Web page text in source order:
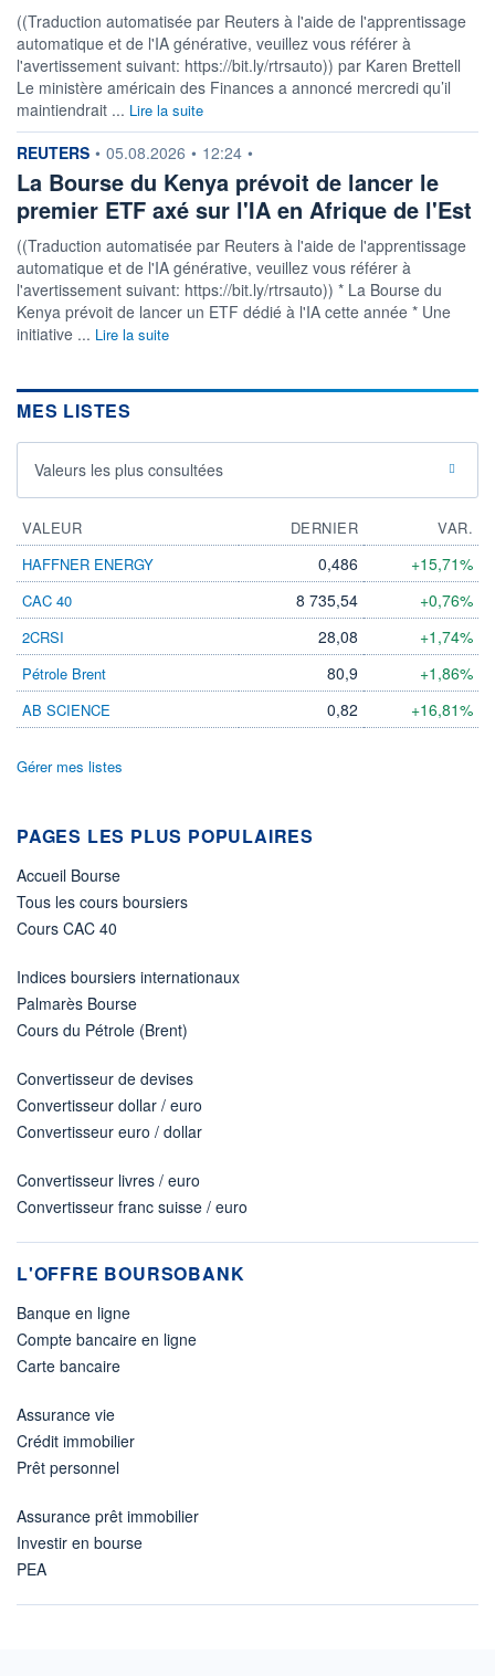
((Traduction automatisée par Reuters à l'aide de l'apprentissage
automatique et de l'IA générative, veuillez vous référer à
l'avertissement suivant: https://bit.ly/rtrsauto)) par Karen Brettell
Le ministère américain des Finances a annoncé mercredi qu’il
maintiendrait ... Lire la suite
information fournie par
REUTERS • 05.08.2026 • 12:24 •
La Bourse du Kenya prévoit de lancer le
premier ETF axé sur l'IA en Afrique de l'Est
((Traduction automatisée par Reuters à l'aide de l'apprentissage
automatique et de l'IA générative, veuillez vous référer à
l'avertissement suivant: https://bit.ly/rtrsauto)) * La Bourse du
Kenya prévoit de lancer un ETF dédié à l'IA cette année * Une
initiative ... Lire la suite
MES LISTES
Valeurs les plus consultées
VALEUR DERNIER
VAR.
HAFFNER ENERGY
0,486 +15,71%
CAC 40 8 735,54 +0,76%
2CRSI 28,08 +1,74%
Pétrole Brent 80,9 +1,86%
AB SCIENCE 0,82 +16,81%
Gérer mes listes
PAGES LES PLUS POPULAIRES
Accueil Bourse
Tous les cours boursiers
Cours CAC 40
Indices boursiers internationaux
Palmarès Bourse
Cours du Pétrole (Brent)
Convertisseur de devises
Convertisseur dollar / euro
Convertisseur euro / dollar
Convertisseur livres / euro
Convertisseur franc suisse / euro
L'OFFRE BOURSOBANK
Banque en ligne
Compte bancaire en ligne
Carte bancaire
Assurance vie
Crédit immobilier
Prêt personnel
Assurance prêt immobilier
Investir en bourse
PEA